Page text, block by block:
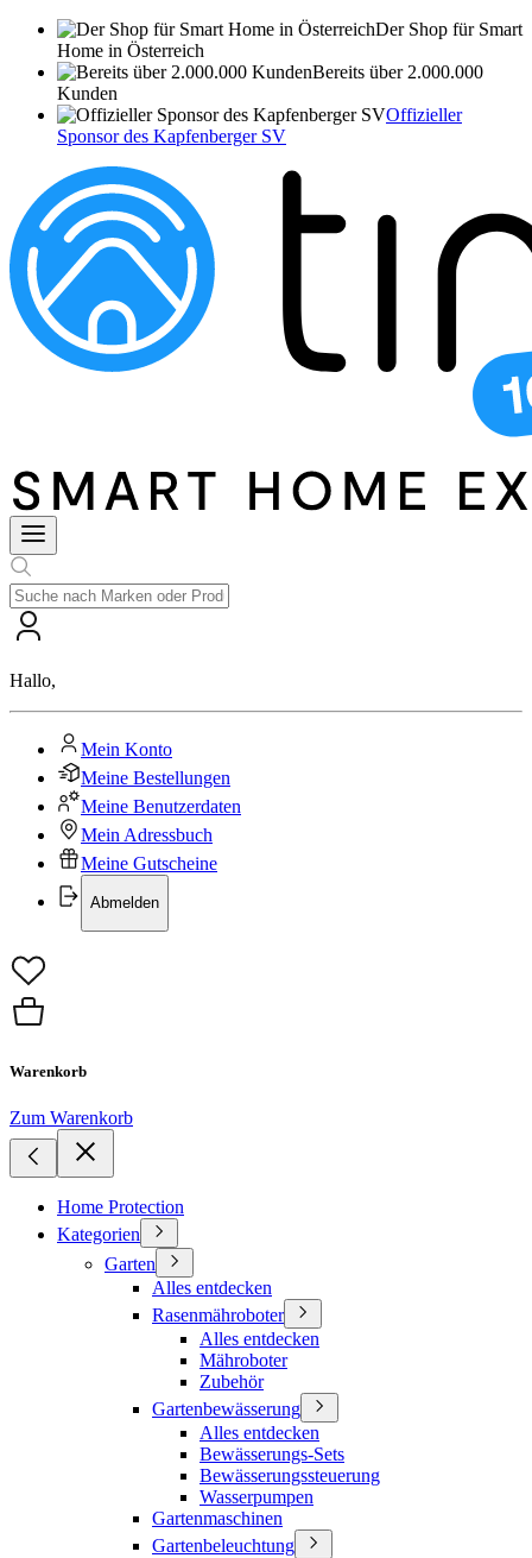
Der Shop für Smart
Home in Österreich
Bereits über 2.000.000
Kunden
Offizieller
Sponsor des Kapfenberger SV
Hallo,
Mein Konto
Meine Bestellungen
Meine Benutzerdaten
Mein Adressbuch
Meine Gutscheine
Abmelden
Warenkorb
Zum Warenkorb
Home Protection
Kategorien
Garten
Alles entdecken
Rasenmähroboter
Alles entdecken
Mähroboter
Zubehör
Gartenbewässerung
Alles entdecken
Bewässerungs-Sets
Bewässerungssteuerung
Wasserpumpen
Gartenmaschinen
Gartenbeleuchtung